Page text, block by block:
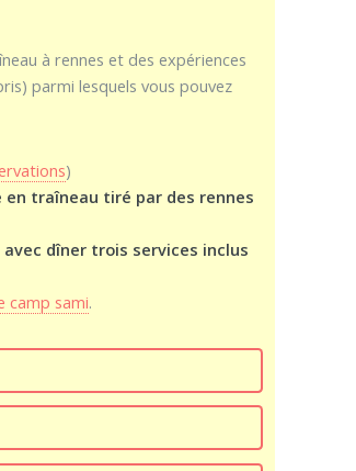
à rennes et des expériences
parmi lesquels vous pouvez
)
en traîneau tiré par des rennes
avec dîner trois services inclus
camp sami.